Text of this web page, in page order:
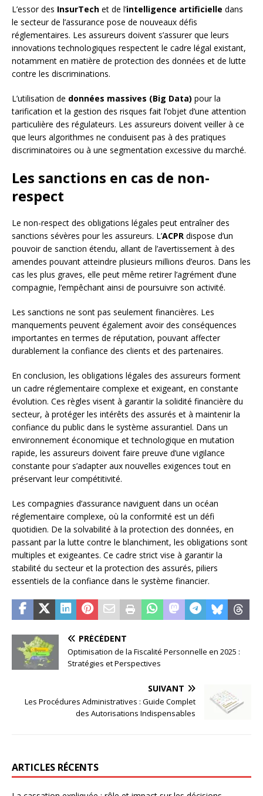
L’essor des InsurTech et de l’intelligence artificielle dans
le secteur de l’assurance pose de nouveaux défis
réglementaires. Les assureurs doivent s’assurer que leurs
innovations technologiques respectent le cadre légal existant,
notamment en matière de protection des données et de lutte
contre les discriminations.
L’utilisation de données massives (Big Data) pour la
tarification et la gestion des risques fait l’objet d’une attention
particulière des régulateurs. Les assureurs doivent veiller à ce
que leurs algorithmes ne conduisent pas à des pratiques
discriminatoires ou à une segmentation excessive du marché.
Les sanctions en cas de non-
respect
Le non-respect des obligations légales peut entraîner des
sanctions sévères pour les assureurs. L’ACPR dispose d’un
pouvoir de sanction étendu, allant de l’avertissement à des
amendes pouvant atteindre plusieurs millions d’euros. Dans les
cas les plus graves, elle peut même retirer l’agrément d’une
compagnie, l’empêchant ainsi de poursuivre son activité.
Les sanctions ne sont pas seulement financières. Les
manquements peuvent également avoir des conséquences
importantes en termes de réputation, pouvant affecter
durablement la confiance des clients et des partenaires.
En conclusion, les obligations légales des assureurs forment
un cadre réglementaire complexe et exigeant, en constante
évolution. Ces règles visent à garantir la solidité financière du
secteur, à protéger les intérêts des assurés et à maintenir la
confiance du public dans le système assurantiel. Dans un
environnement économique et technologique en mutation
rapide, les assureurs doivent faire preuve d’une vigilance
constante pour s’adapter aux nouvelles exigences tout en
préservant leur compétitivité.
Les compagnies d’assurance naviguent dans un océan
réglementaire complexe, où la conformité est un défi
quotidien. De la solvabilité à la protection des données, en
passant par la lutte contre le blanchiment, les obligations sont
multiples et exigeantes. Ce cadre strict vise à garantir la
stabilité du secteur et la protection des assurés, piliers
essentiels de la confiance dans le système financier.
PRÉCÉDENT
Optimisation de la Fiscalité Personnelle en 2025 :
Stratégies et Perspectives
SUIVANT
Les Procédures Administratives : Guide Complet
des Autorisations Indispensables
ARTICLES RÉCENTS